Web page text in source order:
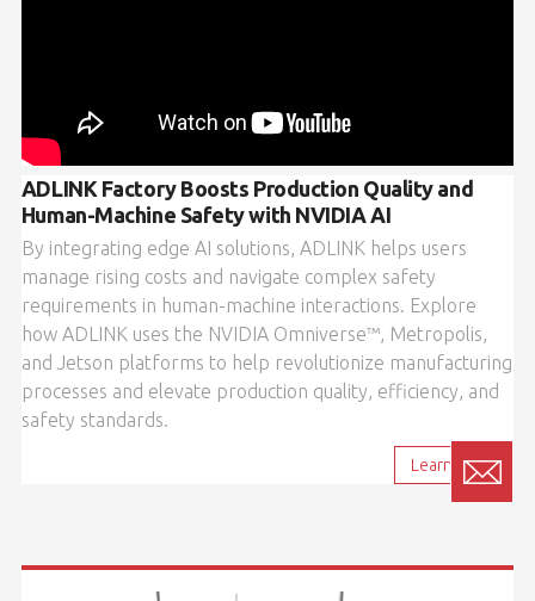
ADLINK Factory Boosts Production Quality and
Human-Machine Safety with NVIDIA AI
By integrating edge AI solutions, ADLINK helps users
manage rising costs and navigate complex safety
requirements in human-machine interactions. Explore
how ADLINK uses the NVIDIA Omniverse™, Metropolis,
and Jetson platforms to help revolutionize manufacturing
processes and elevate production quality, efficiency, and
safety standards.
Learn More